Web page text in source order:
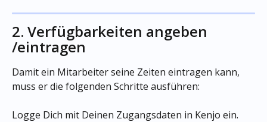
2. Verfügbarkeiten angeben
/eintragen
​Damit ein Mitarbeiter seine Zeiten eintragen kann,
muss er die folgenden Schritte ausführen:
Logge Dich mit Deinen Zugangsdaten in Kenjo ein.